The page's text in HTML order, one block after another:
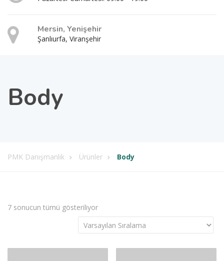
Mersin, Yenişehir
Şanlıurfa, Viranşehir
Body
PMK Danışmanlık Ürünler Body
7 sonucun tümü gösteriliyor